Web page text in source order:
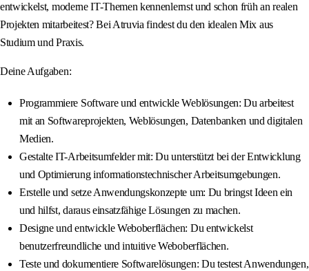
entwickelst, moderne IT-Themen kennenlernst und schon früh an realen
Projekten mitarbeitest? Bei Atruvia findest du den idealen Mix aus
Studium und Praxis.
Deine Aufgaben:
Programmiere Software und entwickle Weblösungen: Du arbeitest
mit an Softwareprojekten, Weblösungen, Datenbanken und digitalen
Medien.
Gestalte IT-Arbeitsumfelder mit: Du unterstützt bei der Entwicklung
und Optimierung informationstechnischer Arbeitsumgebungen.
Erstelle und setze Anwendungskonzepte um: Du bringst Ideen ein
und hilfst, daraus einsatzfähige Lösungen zu machen.
Designe und entwickle Weboberflächen: Du entwickelst
benutzerfreundliche und intuitive Weboberflächen.
Teste und dokumentiere Softwarelösungen: Du testest Anwendungen,